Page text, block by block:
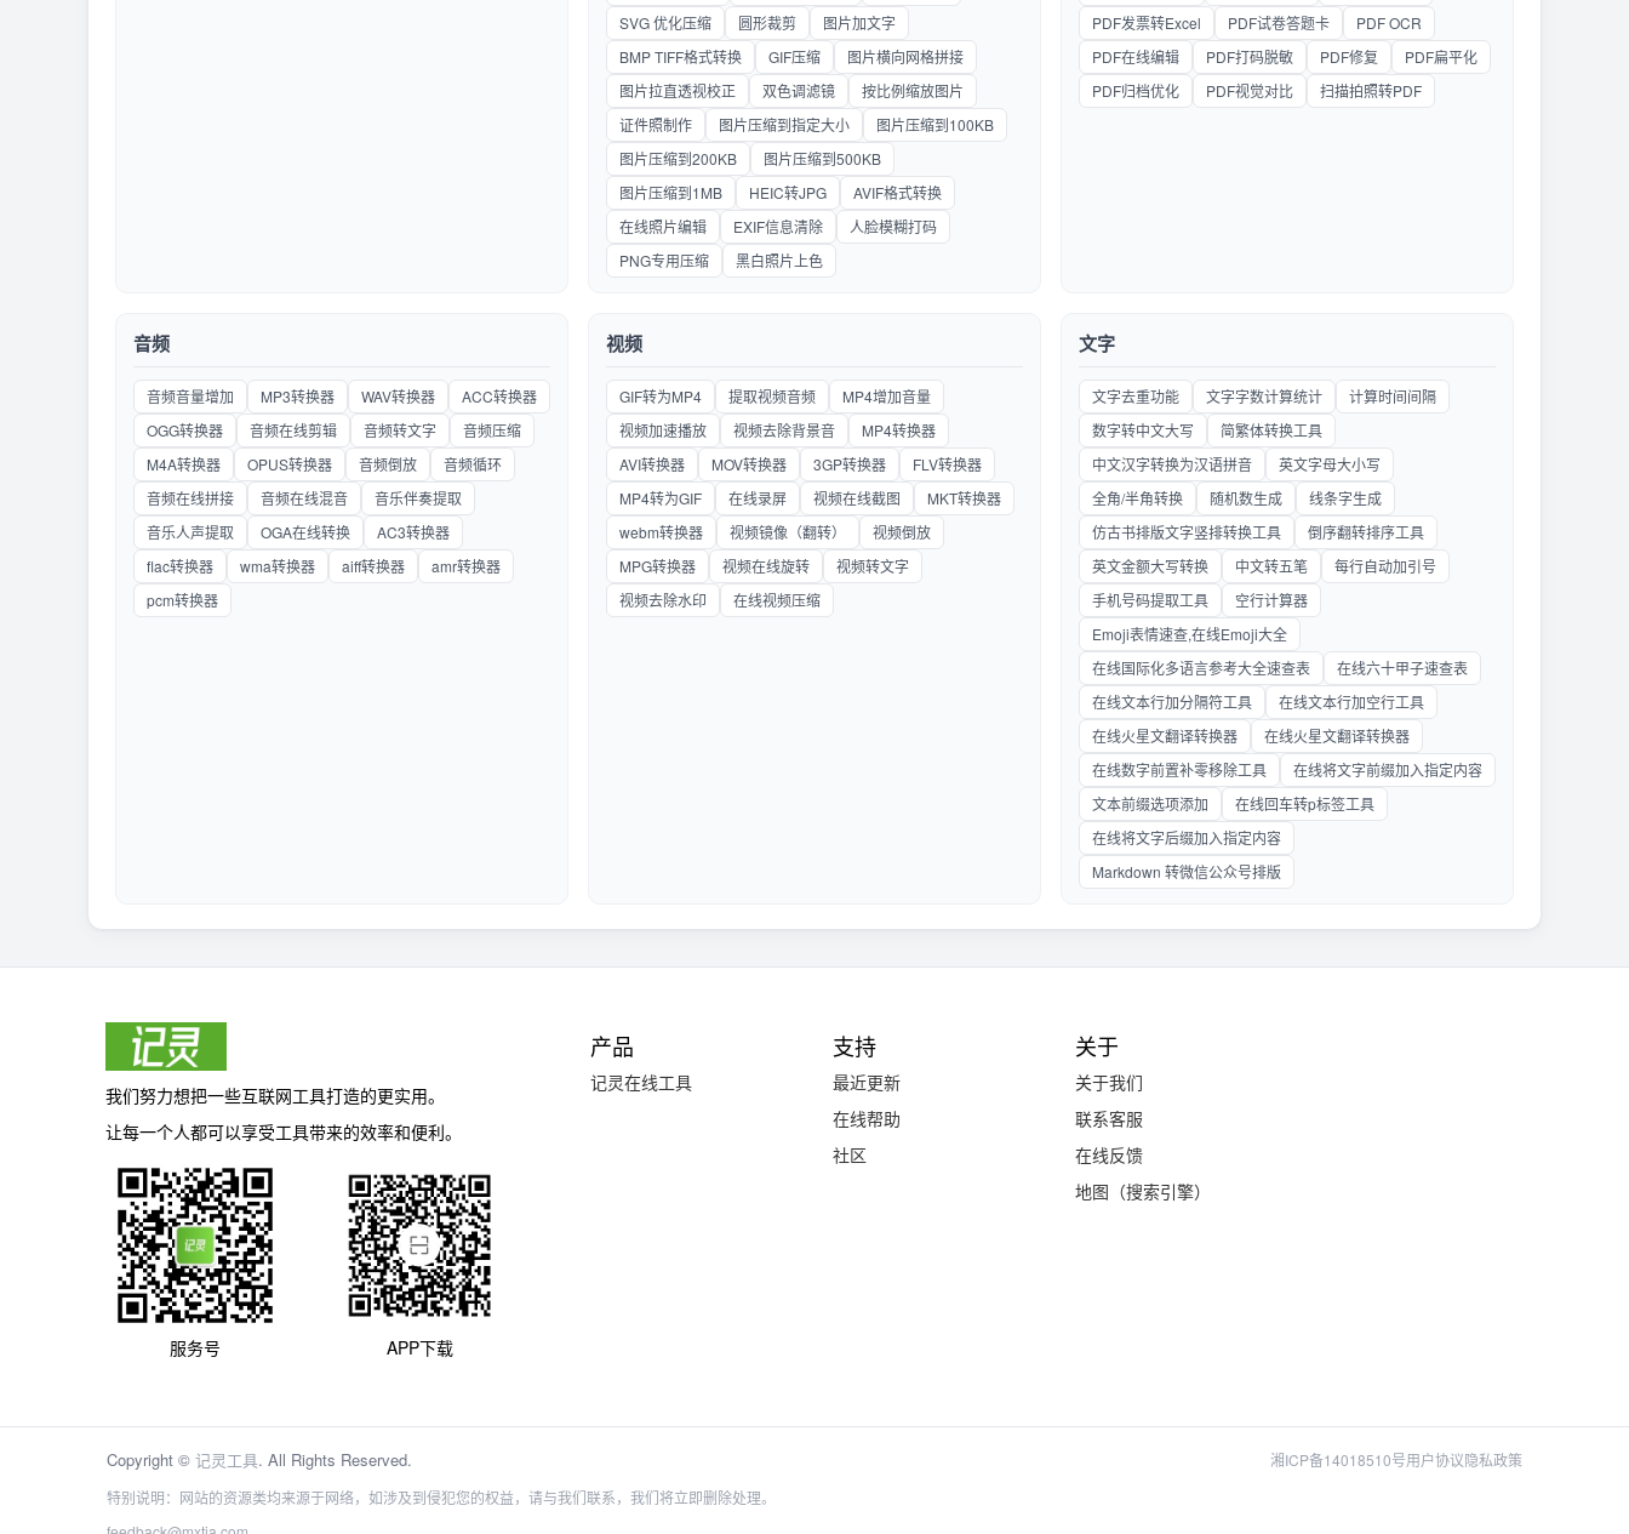
SVG 优化压缩
圆形裁剪
图片加文字
BMP TIFF格式转换
GIF压缩
图片横向网格拼接
图片拉直透视校正
双色调滤镜
按比例缩放图片
证件照制作
图片压缩到指定大小
图片压缩到100KB
图片压缩到200KB
图片压缩到500KB
图片压缩到1MB
HEIC转JPG
AVIF格式转换
在线照片编辑
EXIF信息清除
人脸模糊打码
PNG专用压缩
黑白照片上色
PDF发票转Excel
PDF试卷答题卡
PDF OCR
PDF在线编辑
PDF打码脱敏 PDF修复
PDF扁平化
PDF归档优化
PDF视觉对比 扫描拍照转PDF
音频
音频音量增加 MP3转换器 WAV转换器
ACC转换器
OGG转换器
音频在线剪辑 音频转文字
音频压缩
M4A转换器
OPUS转换器 音频倒放
音频循环
音频在线拼接
音频在线混音
音乐伴奏提取
音乐人声提取
OGA在线转换
AC3转换器
flac转换器
wma转换器 aiff转换器
amr转换器
pcm转换器
视频
GIF转为MP4 提取视频音频
MP4增加音量
视频加速播放
视频去除背景音
MP4转换器
AVI转换器
MOV转换器 3GP转换器
FLV转换器
MP4转为GIF
在线录屏 视频在线截图
MKT转换器
webm转换器
视频镜像（翻转）
视频倒放
MPG转换器
视频在线旋转
视频转文字
视频去除水印
在线视频压缩
文字
文字去重功能 文字字数计算统计
计算时间间隔
数字转中文大写
简繁体转换工具
中文汉字转换为汉语拼音
英文字母大小写
全角/半角转换
随机数生成
线条字生成
仿古书排版文字竖排转换工具
倒序翻转排序工具
英文金额大写转换
中文转五笔
每行自动加引号
手机号码提取工具
空行计算器
Emoji表情速查,在线Emoji大全
在线国际化多语言参考大全速查表
在线六十甲子速查表
在线文本行加分隔符工具
在线文本行加空行工具
在线火星文翻译转换器
在线火星文翻译转换器
在线数字前置补零移除工具
在线将文字前缀加入指定内容
文本前缀选项添加
在线回车转p标签工具
在线将文字后缀加入指定内容
Markdown 转微信公众号排版
我们努力想把一些互联网工具打造的更实用。
让每一个人都可以享受工具带来的效率和便利。
服务号 APP下载
产品
记灵在线工具
支持
最近更新
在线帮助
社区
关于
关于我们
联系客服
在线反馈
地图（搜索引擎）
Copyright © 记灵工具. All Rights Reserved. 湘ICP备14018510号用户协议隐私政策
特别说明：网站的资源类均来源于网络，如涉及到侵犯您的权益，请与我们联系，我们将立即删除处理。